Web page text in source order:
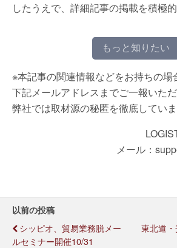
したうえで、詳細記事の掲載を積極的
もっと知りたい
※本記事の関連情報などをお持ちの場
下記メールアドレスまでご一報いただ
弊社では取材源の秘匿を徹底していま
メール：
以前の投稿
シッピオ、貿易業務脱メー
ルセミナー開催10/31
東北道